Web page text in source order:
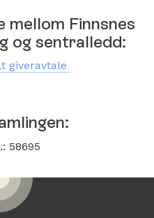
mellom Finnsnes
og sentralledd:
giveravtale
58695